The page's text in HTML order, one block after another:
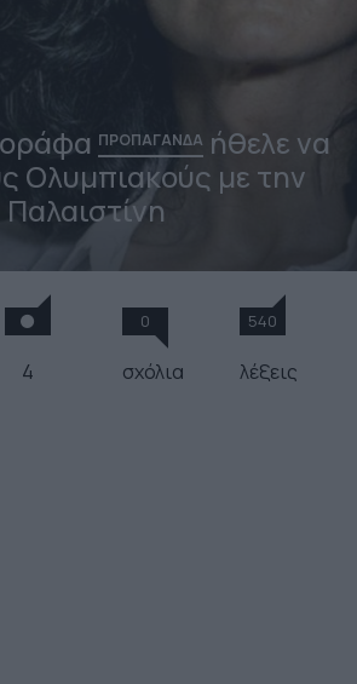
ΠΡΟΠΑΓΑΝΔΑ ήθελε να
Ολυμπιακούς με την
Παλαιστίνη
4
0
σχόλια
540
λέξεις